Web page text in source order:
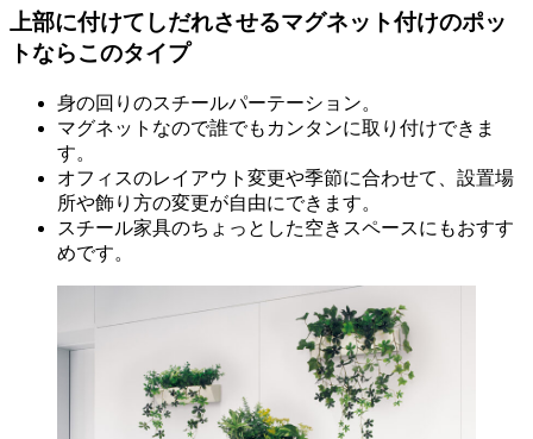
上部に付けてしだれさせるマグネット付けのポッ
トならこのタイプ
身の回りのスチールパーテーション。
マグネットなので誰でもカンタンに取り付けできま
す。
オフィスのレイアウト変更や季節に合わせて、設置場
所や飾り方の変更が自由にできます。
スチール家具のちょっとした空きスペースにもおすす
めです。